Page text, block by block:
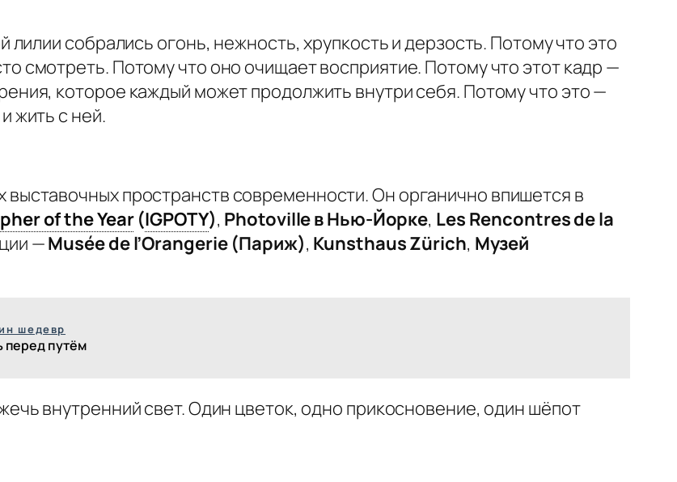
собрались огонь, нежность, хрупкость и дерзость. Потому что это
смотреть. Потому что оно очищает восприятие. Потому что этот кадр —
которое каждый может продолжить внутри себя. Потому что это —
жить с ней.
пространств современности. Он органично впишется в
of the Year (IGPOTY), Photoville в Нью-Йорке, Les Rencontres de la
—Musée de l’Orangerie (Париж), Kunsthaus Zürich, Музей
шедевр
перед путём
внутренний свет. Один цветок, одно прикосновение, один шёпот